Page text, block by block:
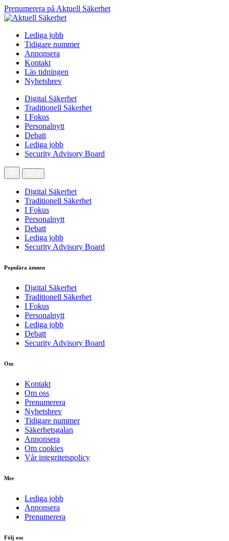
Prenumerera på Aktuell Säkerhet
Lediga jobb
Tidigare nummer
Annonsera
Kontakt
Läs tidningen
Nyhetsbrev
Digital Säkerhet
Traditionell Säkerhet
I Fokus
Personalnytt
Debatt
Lediga jobb
Security Advisory Board
Digital Säkerhet
Traditionell Säkerhet
I Fokus
Personalnytt
Debatt
Lediga jobb
Security Advisory Board
Populära ämnen
Digital Säkerhet
Traditionell Säkerhet
I Fokus
Personalnytt
Lediga jobb
Debatt
Security Advisory Board
Om
Kontakt
Om oss
Prenumerera
Nyhetsbrev
Tidigare nummer
Säkerhetsgalan
Annonsera
Om cookies
Vår integritetspolicy
Mer
Lediga jobb
Annonsera
Prenumerera
Följ oss